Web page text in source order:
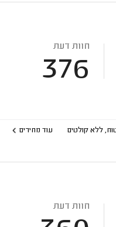
חוות דעת
376
עוד מחירים
חוות דעת